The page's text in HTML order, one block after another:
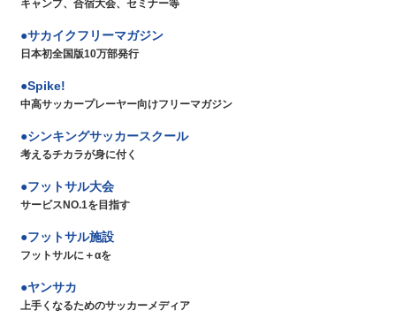
キャンプ、合宿大会、セミナー等
サカイクフリーマガジン
日本初全国版10万部発行
Spike!
中高サッカープレーヤー向けフリーマガジン
シンキングサッカースクール
考えるチカラが身に付く
フットサル大会
サービスNO.1を目指す
フットサル施設
フットサルに＋αを
ヤンサカ
上手くなるためのサッカーメディア